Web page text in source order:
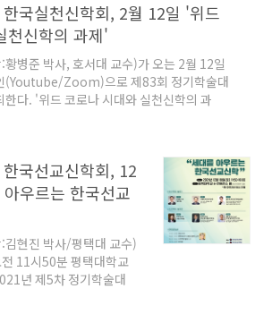
다.국실천신학회, 2월 12일 '위드
천신학의 과제'
병준 박사, 호서대 교수)가 오는 2월 12일
(Youtube/Zoom)으로 제83회 정기학술대
한다. '위드 코로나 시대와 실천신학의 과
이번 정기학술대회에서는 총 15편의 연구
. 이날 발표될 내용은 아래와 같다. 1. 위드
트 활동을 통한 공동체 활성화 연구 / 주희현
화예술연구소) 2. Corona Red, Bule,
회신학적 과제:사회적 거리두기를 ‘정서적
(호서대) 3. 위드코로나 시대, 로이드 존스
진(합신대) 4. 위드코로나 언택트 시대, 융
담론 가능..
국선교신학회, 12
우르는 한국선교
현진 박사/평택대 교수)
11시50분 평택대학교
년 제5차 정기학술대
아우르는 한국선교신